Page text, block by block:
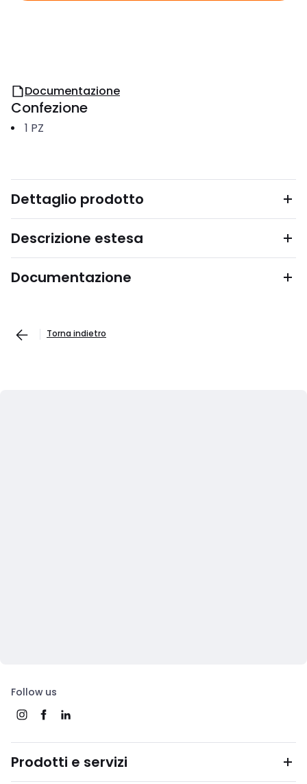
Documentazione
Confezione
1 PZ
Dettaglio prodotto
Descrizione estesa
Documentazione
Torna indietro
Follow us
Prodotti e servizi